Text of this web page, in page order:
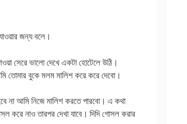
জন্য বলে।
সেরে ভালো দেখে একটা হোটেলে উঠি।
তোমার বুকে মলম মালিশ করে করে দেবো।
না আমি নিজে মালিশ করতে পারবো। এ কথা
করে নাও তারপর দেখা যাবে। দিদি গোসল করার